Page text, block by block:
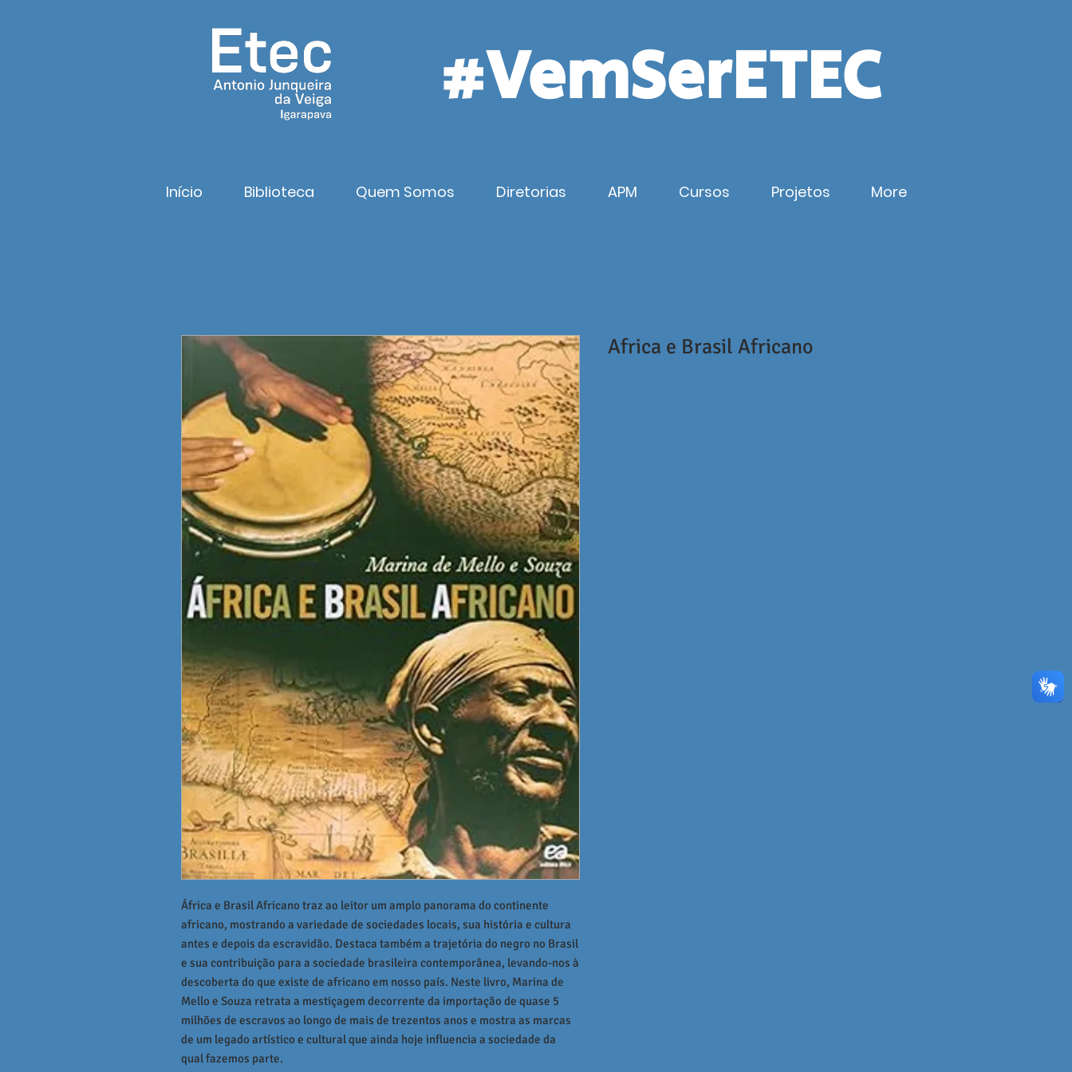
#VemSerETEC
Início Biblioteca Quem Somos Diretorias APM Cursos Projetos More
África e Brasil Africano traz ao leitor um amplo panorama do continente
africano, mostrando a variedade de sociedades locais, sua história e cultura
antes e depois da escravidão. Destaca também a trajetória do negro no Brasil
e sua contribuição para a sociedade brasileira contemporânea, levando-nos à
descoberta do que existe de africano em nosso país. Neste livro, Marina de
Mello e Souza retrata a mestiçagem decorrente da importação de quase 5
milhões de escravos ao longo de mais de trezentos anos e mostra as marcas
de um legado artístico e cultural que ainda hoje influencia a sociedade da
qual fazemos parte.
Africa e Brasil Africano